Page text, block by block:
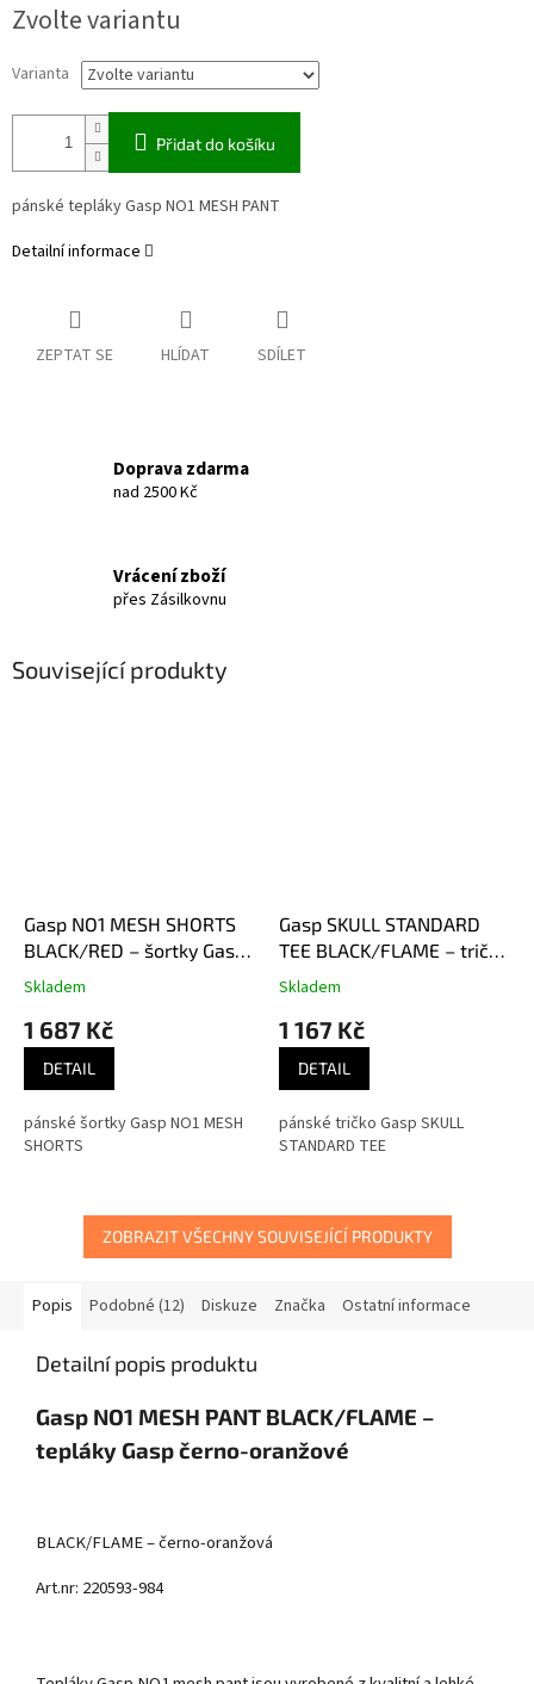
cena:
Zvolte variantu
Varianta
Přidat do košíku
pánské tepláky Gasp NO1 MESH PANT
Detailní informace
ZEPTAT SE HLÍDAT SDÍLET
Doprava zdarma
nad 2500 Kč
Vrácení zboží
přes Zásilkovnu
Související produkty
Gasp NO1 MESH SHORTS
BLACK/RED – šortky Gasp
černo-červené
Skladem
1 687 Kč
DETAIL
pánské šortky Gasp NO1 MESH
SHORTS
Gasp SKULL STANDARD
TEE BLACK/FLAME – tričko
Gasp černo-oranžové
Skladem
1 167 Kč
DETAIL
pánské tričko Gasp SKULL
STANDARD TEE
ZOBRAZIT VŠECHNY SOUVISEJÍCÍ PRODUKTY
Popis Podobné (12) Diskuze Značka Ostatní informace
Detailní popis produktu
Gasp NO1 MESH PANT BLACK/FLAME –
tepláky Gasp černo-oranžové
BLACK/FLAME – černo-oranžová
Art.nr: 220593-984